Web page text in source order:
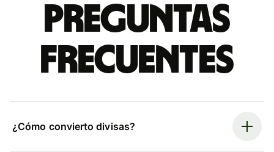
Preguntas
frecuentes
¿Cómo convierto divisas?